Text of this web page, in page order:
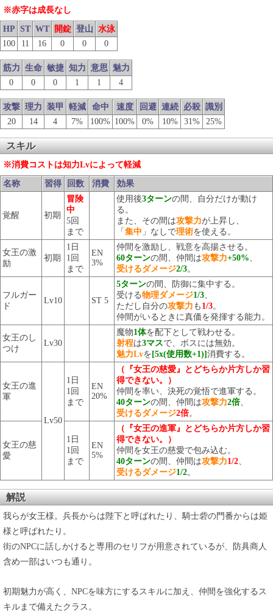
※赤字は成長なし
HP ST WT 開錠 登山 水泳
100
11 16 0 0 0
筋力 生命 敏捷 知力 意思
魅力
0
0 0 1 1 4
攻撃 理力 装甲 軽減 命中 速度 回避 連続 必殺 識別
20
14 4 7% 100% 100% 0% 10% 31% 25%
スキル
※消費コストは知力Lvによって軽減
名称 習得 回数 消費 効果
覚醒 初期
冒険
中
5回
まで
使用後3ターンの間、自分だけが動け
る。
また、その間は攻撃力が上昇し、
「 集中 」なしで理術を使える。
女王の激
励
初期
1日
1回
まで
EN
3%
仲間を激励し、戦意を高揚させる。
60ターンの間、仲間は攻撃力+50%
受けるダメージ2/3。
フルガー
ド
Lv10 ST 5
5ターンの間、防御に集中する。
受ける物理ダメージ1/3
ただし自分の攻撃力 も 1/3。
仲間がいるときに真価を発揮する能力。
女王のし
つけ
Lv30
魔物1体を配下として戦わせる。
射程は3マスで、ボスには無効。
魅力Lvを [5x(使用数+1)] 消費する。
女王の進
軍
Lv50
1日
1回
まで
EN
20%
（『女王の慈愛』とどちらか片方しか習
得できない。）
仲間を率い、決死の覚悟で進軍する。
40ターンの間、仲間は攻撃力2倍、
受けるダメージ2倍。
女王の慈
愛
1日
1回
まで
EN
5%
（『女王の進軍』とどちらか片方しか習
得できない。）
仲間を女王の慈愛で包み込む。
40ターンの間、仲間は攻撃力1/2
受けるダメージ1/2。
解説
我らが女王様。兵長からは陛下と呼ばれたり、騎士砦の門番からは姫
様と呼ばれたり。
街のNPCに話しかけると専用のセリフが用意されているが、防具商人
含め一部はいつも通り。
初期魅力が高く、NPCを味方にするスキルに加え、仲間を強化するス
キルまで備えたクラス。